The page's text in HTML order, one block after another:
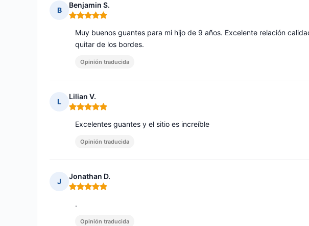
B
Benjamin S.
Nota: 5 de 5
Muy buenos guantes para mi hijo de 9 años. Excelente relación
quitar de los bordes.
Opinión traducida
L
Lilian V.
Nota: 5 de 5
Excelentes guantes y el sitio es increíble
Opinión traducida
J
Jonathan D.
Nota: 5 de 5
.
Opinión traducida